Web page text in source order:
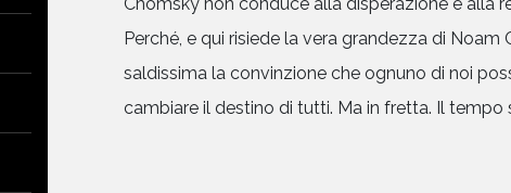
Perché, e qui risiede la vera grandezza di Noam
saldissima la convinzione che ognuno di noi
cambiare il destino di tutti. Ma in fretta. Il tempo